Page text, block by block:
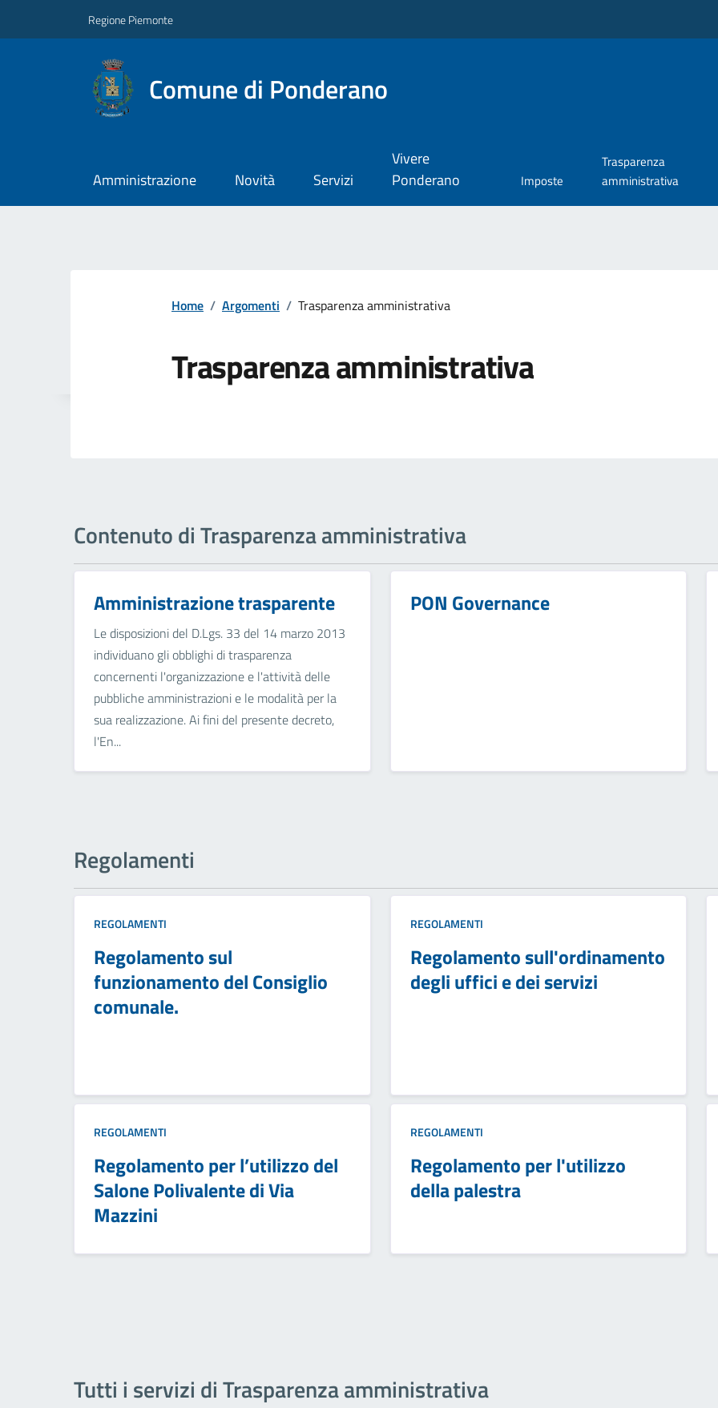
Regione Piemonte
Comune di Ponderano
Amministrazione Novità Servizi
Vivere
Ponderano
Imposte
Trasparenza
amministrativa
Home / Argomenti / Trasparenza amministrativa
Trasparenza amministrativa
Contenuto di Trasparenza amministrativa
Amministrazione trasparente
Le disposizioni del D.Lgs. 33 del 14 marzo 2013
individuano gli obblighi di trasparenza
concernenti l'organizzazione e l'attività delle
pubbliche amministrazioni e le modalità per la
sua realizzazione. Ai fini del presente decreto,
l'En...
PON Governance
Regolamenti
REGOLAMENTI
Regolamento sul
funzionamento del Consiglio
comunale.
REGOLAMENTI
Regolamento sull'ordinamento
degli uffici e dei servizi
REGOLAMENTI
Regolamento per l’utilizzo del
Salone Polivalente di Via
Mazzini
REGOLAMENTI
Regolamento per l'utilizzo
della palestra
Tutti i servizi di Trasparenza amministrativa